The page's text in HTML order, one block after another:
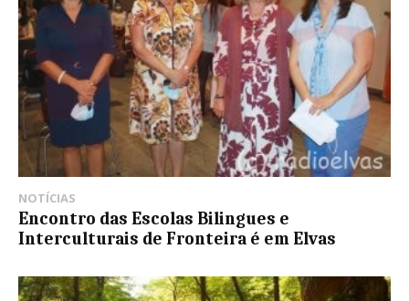
NOTÍCIAS
Encontro das Escolas Bilingues e
Interculturais de Fronteira é em Elvas